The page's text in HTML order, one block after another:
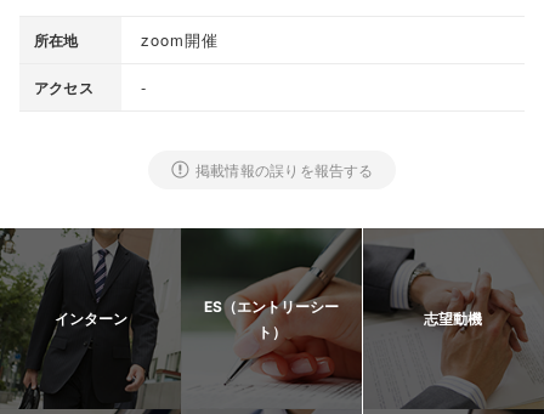
所在地 zoom開催
アクセス -
掲載情報の誤りを報告する
インターン
ES（エントリーシー
ト）
志望動機